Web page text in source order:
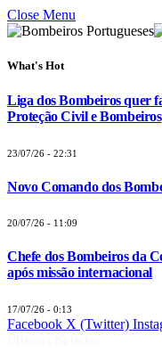
Close Menu
What's Hot
Liga dos Bombeiros quer
Proteção Civil e Bombeiros
23/07/26 - 22:31
Novo Comando dos
20/07/26 - 11:09
Chefe dos Bombeiros da
após missão internacional
17/07/26 - 0:13
Facebook X (Twitter)